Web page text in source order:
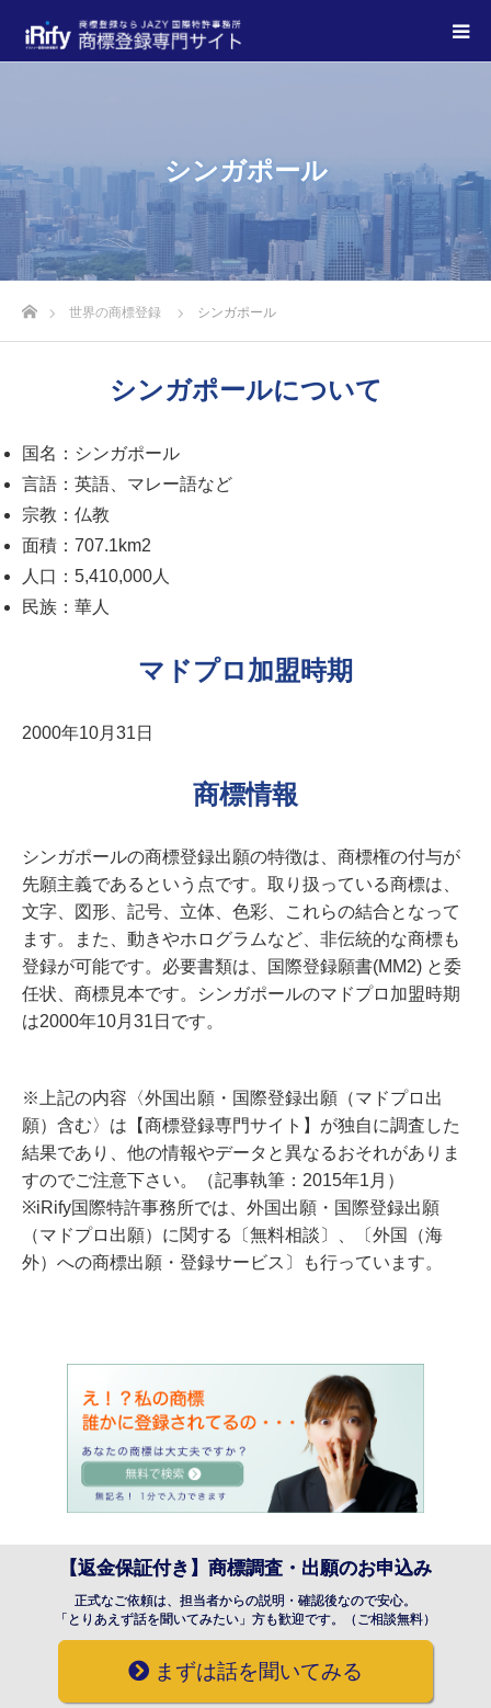
シンガポール
世界の商標登録 シンガポール
シンガポールについて
国名：シンガポール
言語：英語、マレー語など
宗教：仏教
面積：707.1km2
人口：5,410,000人
民族：華人
マドプロ加盟時期
2000年10月31日
商標情報
シンガポールの商標登録出願の特徴は、商標権の付与が
先願主義であるという点です。取り扱っている商標は、
文字、図形、記号、立体、色彩、これらの結合となって
ます。また、動きやホログラムなど、非伝統的な商標も
登録が可能です。必要書類は、国際登録願書(MM2) と委
任状、商標見本です。シンガポールのマドプロ加盟時期
は2000年10月31日です。
※上記の内容〈外国出願・国際登録出願（マドプロ出
願）含む〉は【商標登録専門サイト】が独自に調査した
結果であり、他の情報やデータと異なるおそれがありま
すのでご注意下さい。（記事執筆：2015年1月）
※iRify国際特許事務所では、外国出願・国際登録出願
（マドプロ出願）に関する〔無料相談〕、〔外国（海
外）への商標出願・登録サービス〕も行っています。
【返金保証付き】商標調査・出願のお申込み
正式なご依頼は、担当者からの説明・確認後なので安心。
「とりあえず話を聞いてみたい」方も歓迎です。（ご相談無料）
まずは話を聞いてみる